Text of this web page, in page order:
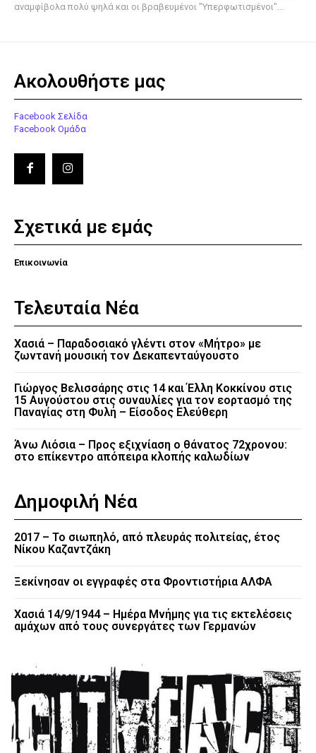
αναμφίβολα πολύ ψηλά και οι βραβευμένοι "Υπερφωτισμένοι"...
Ακολουθήστε μας
Facebook Σελίδα
Facebook Ομάδα
Σχετικά με εμάς
Επικοινωνία
Τελευταία Νέα
Χασιά – Παραδοσιακό γλέντι στον «Μήτρο» με
ζωντανή μουσική τον Δεκαπενταύγουστο
Γιώργος Βελισσάρης στις 14 και Έλλη Κοκκίνου στις
15 Αυγούστου στις συναυλίες για τον εορτασμό της
Παναγίας στη Φυλή – Είσοδος Ελεύθερη
Άνω Λιόσια – Προς εξιχνίαση ο θάνατος 72χρονου:
στο επίκεντρο απόπειρα κλοπής καλωδίων
Δημοφιλή Νέα
2017 – Το σιωπηλό, από πλευράς πολιτείας, έτος
Νίκου Καζαντζάκη
Ξεκίνησαν οι εγγραφές στα Φροντιστήρια ΑΛΦΑ
Χασιά 14/9/1944 – Ημέρα Μνήμης για τις εκτελέσεις
αμάχων από τους συνεργάτες των Γερμανών